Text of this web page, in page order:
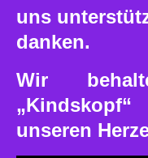
uns
danken.
Wir
unseren